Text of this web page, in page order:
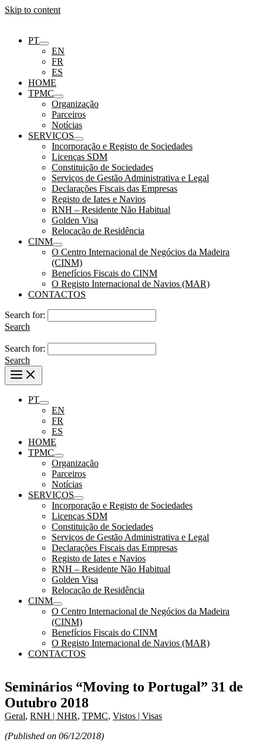
Skip to content
PT
EN
FR
ES
HOME
TPMC
Organização
Parceiros
Notícias
SERVIÇOS
Incorporação e Registo de Sociedades
Licenças SDM
Constituição de Sociedades
Serviços de Gestão Administrativa e Legal
Declarações Fiscais das Empresas
Registo de Iates e Navios
RNH – Residente Não Habitual
Golden Visa
Relocação de Residência
CINM
O Centro Internacional de Negócios da Madeira
(CINM)
Benefícios Fiscais do CINM
O Registo Internacional de Navios (MAR)
CONTACTOS
Search for:
Search
Search for:
Search
PT
EN
FR
ES
HOME
TPMC
Organização
Parceiros
Notícias
SERVIÇOS
Incorporação e Registo de Sociedades
Licenças SDM
Constituição de Sociedades
Serviços de Gestão Administrativa e Legal
Declarações Fiscais das Empresas
Registo de Iates e Navios
RNH – Residente Não Habitual
Golden Visa
Relocação de Residência
CINM
O Centro Internacional de Negócios da Madeira
(CINM)
Benefícios Fiscais do CINM
O Registo Internacional de Navios (MAR)
CONTACTOS
Seminários “Moving to Portugal” 31 de
Outubro 2018
Geral, RNH | NHR, TPMC, Vistos | Visas
(Published on 06/12/2018)